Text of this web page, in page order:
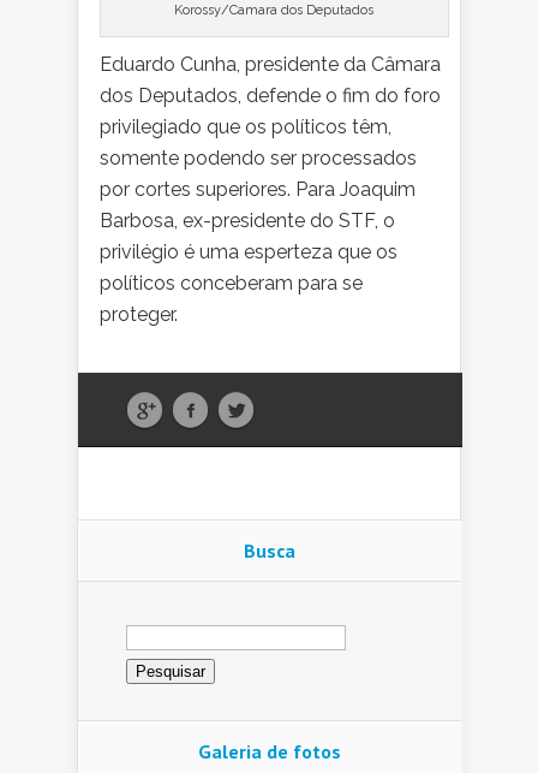
Korossy/Camara dos Deputados
Eduardo Cunha, presidente da Câmara
dos Deputados, defende o fim do foro
privilegiado que os políticos têm,
somente podendo ser processados
por cortes superiores. Para Joaquim
Barbosa, ex-presidente do STF, o
privilégio é uma esperteza que os
políticos conceberam para se
proteger.
Busca
Pesquisar
por:
Galeria de fotos